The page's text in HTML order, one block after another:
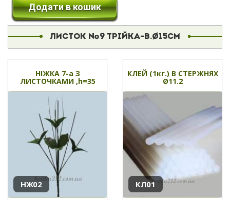
Додати в кошик
ЛИСТОК №9 ТРІЙКА-В.Ø15СМ
НІЖКА 7-а З
ЛИСТОЧКАМИ ,h=35
НЖ02
КЛЕЙ (1кг.) В СТЕРЖНЯХ
Ø11.2
КЛ01